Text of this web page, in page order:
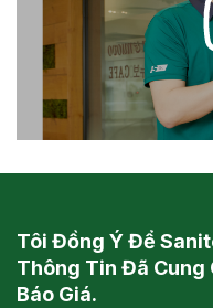
Tôi Đồng Ý Để
Thông Tin Đã Cung
Báo Giá.